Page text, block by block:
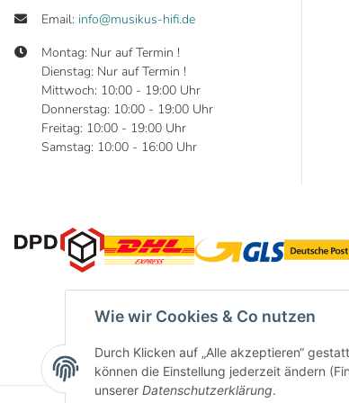
Wie wir Cookies & Co nutzen
Durch Klicken auf „Alle akzeptieren“
können die Einstellung jederzeit ändern
unserer Datenschutzerklärung.
Email: info@musikus-hifi.de
Montag: Nur auf Termin !
Dienstag: Nur auf Termin !
Mittwoch: 10:00 - 19:00 Uhr
Donnerstag: 10:00 - 19:00 Uhr
Freitag: 10:00 - 19:00 Uhr
Samstag: 10:00 - 16:00 Uhr